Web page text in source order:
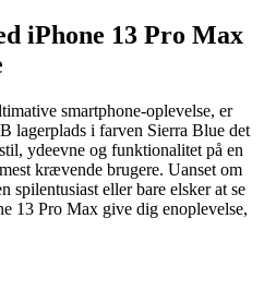
iPhone 13 Pro Max
smartphone-oplevelse, er
lagerplads i farven Sierra Blue det
ydeevne og funktionalitet på en
krævende brugere. Uanset om
spilentusiast eller bare elsker at se
13 Pro Max give dig enoplevelse,